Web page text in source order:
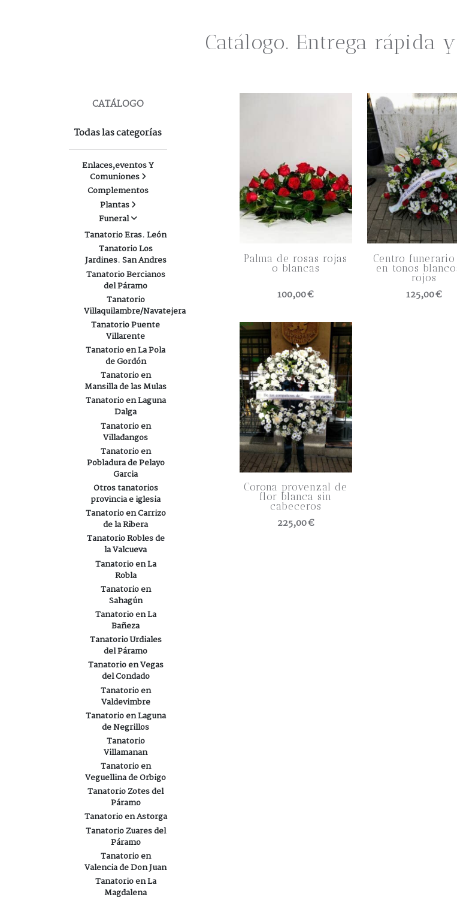
Catálogo. Entrega rápida
CATÁLOGO
Todas las categorías
Enlaces,eventos Y
Comuniones
Complementos
Plantas
Funeral
Tanatorio Eras. León
Tanatorio Los
Jardines. San Andres
Tanatorio Bercianos
del Páramo
Tanatorio
Villaquilambre/Navatejera
Tanatorio Puente
Villarente
Tanatorio en La Pola
de Gordón
Tanatorio en
Mansilla de las Mulas
Tanatorio en Laguna
Dalga
Tanatorio en
Villadangos
Tanatorio en
Pobladura de Pelayo
Garcia
Otros tanatorios
provincia e iglesia
Tanatorio en Carrizo
de la Ribera
Tanatorio Robles de
la Valcueva
Tanatorio en La
Robla
Tanatorio en
Sahagún
Tanatorio en La
Bañeza
Tanatorio Urdiales
del Páramo
Tanatorio en Vegas
del Condado
Tanatorio en
Valdevimbre
Tanatorio en Laguna
de Negrillos
Tanatorio
Villamanan
Tanatorio en
Veguellina de Orbigo
Tanatorio Zotes del
Páramo
Tanatorio en Astorga
Tanatorio Zuares del
Páramo
Tanatorio en
Valencia de Don Juan
Tanatorio en La
Magdalena
Palma de rosas rojas
o blancas
100,00 €
Centro funerario
en tonos
rojos
125,00 €
Corona provenzal de
flor blanca sin
cabeceros
225,00 €